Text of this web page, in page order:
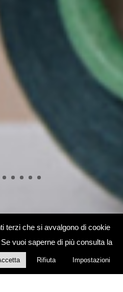
terzi che si avvalgono di cookie
vuoi saperne di più consulta la
Rifiuta Impostazioni